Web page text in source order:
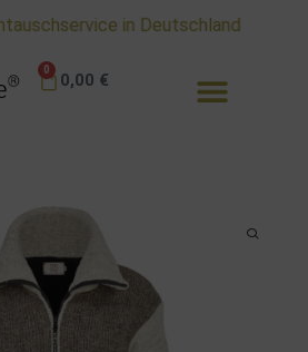
in Deutschland
0,00 €
0